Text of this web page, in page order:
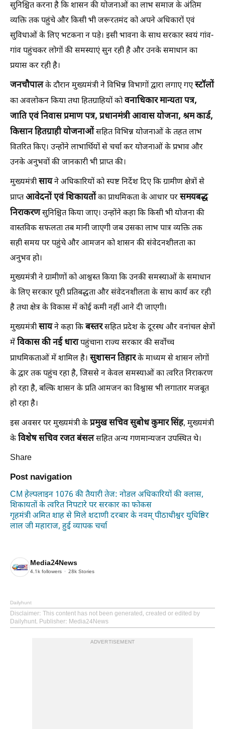
सुनिश्चित करना है कि शासन की योजनाओं का लाभ समाज के अंतिम
व्यक्ति तक पहुंचे और किसी भी जरूरतमंद को अपने अधिकारों एवं
सुविधाओं के लिए भटकना न पड़े। इसी भावना के साथ सरकार स्वयं गांव-
गांव पहुंचकर लोगों की समस्याएं सुन रही है और उनके समाधान का
प्रयास कर रही है।
जनचौपालके दौरान मुख्यमंत्री ने विभिन्न विभागों द्वारा लगाए गएस्टॉलों
का अवलोकन किया तथा हितग्राहियों कोवनाधिकार मान्यता पत्र,
जाति एवं निवास प्रमाण पत्र, प्रधानमंत्री आवास योजना, श्रम कार्ड,
किसान हितग्राही योजनाओंसहित विभिन्न योजनाओं के तहत लाभ
वितरित किए। उन्होंने लाभार्थियों से चर्चा कर योजनाओं के प्रभाव और
उनके अनुभवों की जानकारी भी प्राप्त की।
मुख्यमंत्रीसायने अधिकारियों को स्पष्ट निर्देश दिए कि ग्रामीण क्षेत्रों से
प्राप्तआवेदनों एवं शिकायतोंका प्राथमिकता के आधार परसमयबद्ध
निराकरणसुनिश्चित किया जाए। उन्होंने कहा कि किसी भी योजना की
वास्तविक सफलता तब मानी जाएगी जब उसका लाभ पात्र व्यक्ति तक
सही समय पर पहुंचे और आमजन को शासन की संवेदनशीलता का
अनुभव हो।
मुख्यमंत्री ने ग्रामीणों को आश्वस्त किया कि उनकी समस्याओं के समाधान
के लिए सरकार पूरी प्रतिबद्धता और संवेदनशीलता के साथ कार्य कर रही
है तथा क्षेत्र के विकास में कोई कमी नहीं आने दी जाएगी।
मुख्यमंत्रीसायने कहा किबस्तरसहित प्रदेश के दूरस्थ और वनांचल क्षेत्रों
मेंविकास की नई धारापहुंचाना राज्य सरकार की सर्वोच्च
प्राथमिकताओं में शामिल है। सुशासन तिहारके माध्यम से शासन लोगों
के द्वार तक पहुंच रहा है, जिससे न केवल समस्याओं का त्वरित निराकरण
हो रहा है, बल्कि शासन के प्रति आमजन का विश्वास भी लगातार मजबूत
हो रहा है।
इस अवसर पर मुख्यमंत्री केप्रमुख सचिव सुबोध कुमार सिंह, मुख्यमंत्री
केविशेष सचिव रजत बंसलसहित अन्य गणमान्यजन उपस्थित थे।
Share
Post navigation
CM हेल्पलाइन 1076 की तैयारी तेज: नोडल अधिकारियों की क्लास,
शिकायतों के त्वरित निपटारे पर सरकार का फोकस
गृहमंत्री अमित शाह से मिले शदाणी दरबार के नवम् पीठाधीश्वर युधिष्ठिर
लाल जी महाराज, हुई व्यापक चर्चा
Media24News
4.1k followers 28k Stories
Dailyhunt
Disclaimer: This content has not been generated, created or edited by
Dailyhunt. Publisher: Media24News
ADVERTISEMENT